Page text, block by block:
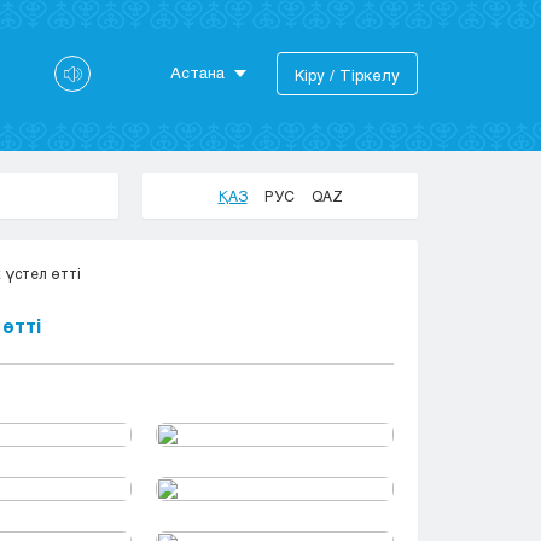
Астана
Актобе
Костанай
Павлодар
Семей
Кіру / Тіркелу
ҚАЗ РУС QAZ
өтті